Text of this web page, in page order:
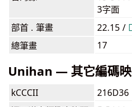
3字面
部首 . 筆畫
22.15 /
總筆畫
17
Unihan — 其它編碼
kCCCII
216D36